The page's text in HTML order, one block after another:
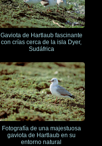
Gaviota de Hartlaub fascinante
con crías cerca de la isla Dyer,
Sudáfrica
Fotografía de una majestuosa
gaviota de Hartlaub en su
entorno natural